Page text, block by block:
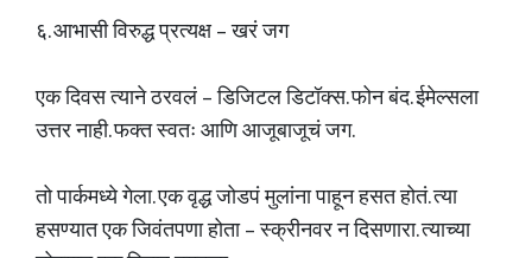
६. आभासी विरुद्ध प्रत्यक्ष – खरं जग
एक दिवस त्याने ठरवलं – डिजिटल डिटॉक्स. फोन बंद. ईमेल्सला
उत्तर नाही. फक्त स्वतः आणि आजूबाजूचं जग.
तो पार्कमध्ये गेला. एक वृद्ध जोडपं मुलांना पाहून हसत होतं. त्या
हसण्यात एक जिवंतपणा होता – स्क्रीनवर न दिसणारा. त्याच्या